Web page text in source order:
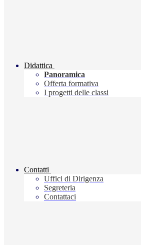
Didattica
Panoramica
Offerta formativa
I progetti delle classi
Contatti
Uffici di Dirigenza
Segreteria
Contattaci